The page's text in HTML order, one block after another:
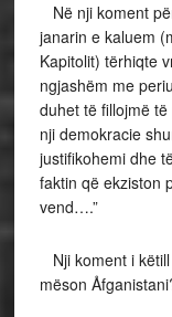
Në nji koment
janarin e kaluem
Kapitolit) tërhiqte
ngjashëm me
duhet të fillojmë
nji demokracie
justifikohemi dhe
faktin që ekziston
vend….”
Nji koment i
mëson